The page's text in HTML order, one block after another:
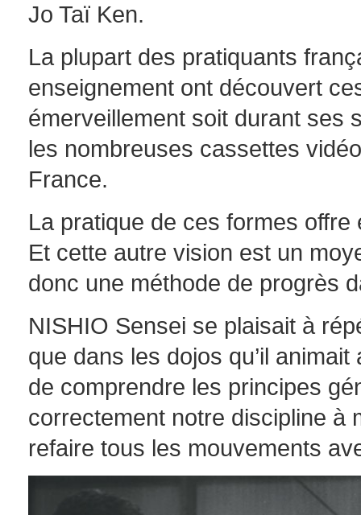
Jo Taï Ken.
La plupart des pratiquants
enseignement ont découvert
émerveillement soit durant ses
les nombreuses cassettes
France.
La pratique de ces formes
Et cette autre vision est un
donc une méthode de progrès
NISHIO Sensei se plaisait à
que dans les dojos qu’il
de comprendre les principes
correctement notre discipline à
refaire tous les mouvements